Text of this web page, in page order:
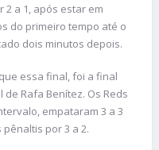
a 1, após estar em
do primeiro tempo até o
dois minutos depois.
essa final, foi a final
Rafa Benítez. Os Reds
empataram 3 a 3
por 3 a 2.